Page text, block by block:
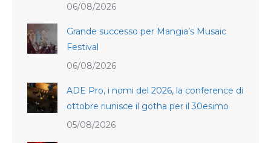
06/08/2026
Grande successo per Mangia’s Musaic
Festival
06/08/2026
ADE Pro, i nomi del 2026, la conference di
ottobre riunisce il gotha per il 30esimo
05/08/2026